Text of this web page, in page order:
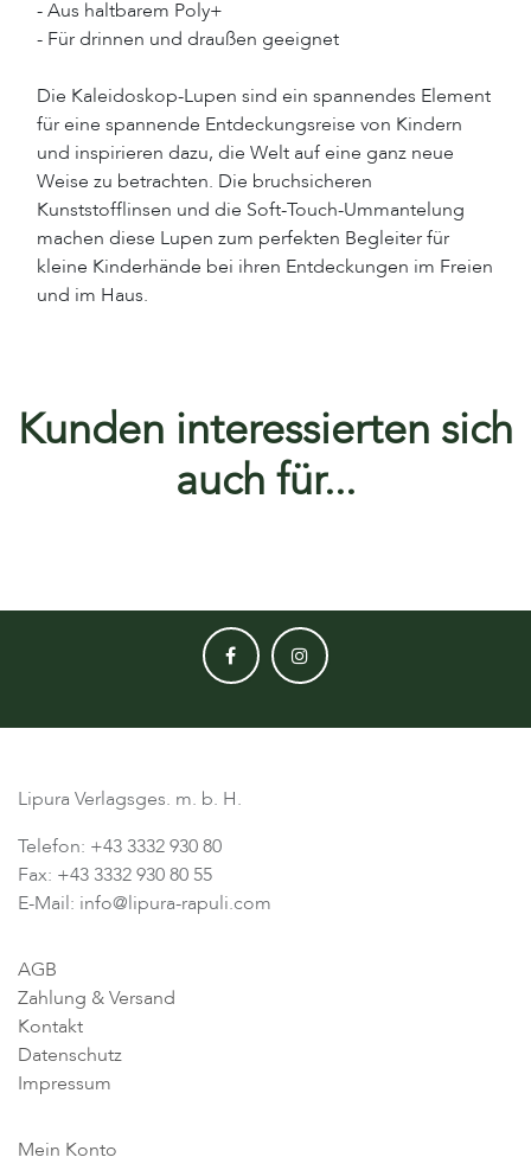
- Aus haltbarem Poly+
- Für drinnen und draußen geeignet
Die Kaleidoskop-Lupen sind ein spannendes Element
für eine spannende Entdeckungsreise von Kindern
und inspirieren dazu, die Welt auf eine ganz neue
Weise zu betrachten. Die bruchsicheren
Kunststofflinsen und die Soft-Touch-Ummantelung
machen diese Lupen zum perfekten Begleiter für
kleine Kinderhände bei ihren Entdeckungen im Freien
und im Haus.
Kunden interessierten sich
auch für...
Lipura Verlagsges. m. b. H.
Telefon: +43 3332 930 80
Fax: +43 3332 930 80 55
E-Mail: info@lipura-rapuli.com
AGB
Zahlung & Versand
Kontakt
Datenschutz
Impressum
Mein Konto